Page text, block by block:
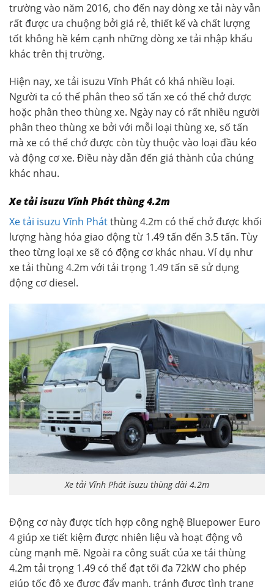
trường vào năm 2016, cho đến nay dòng xe tải này vẫn
rất được ưa chuộng bởi giá rẻ, thiết kế và chất lượng
tốt không hề kém cạnh những dòng xe tải nhập khẩu
khác trên thị trường.
Hiện nay, xe tải isuzu Vĩnh Phát có khá nhiều loại.
Người ta có thể phân theo số tấn xe có thể chở được
hoặc phân theo thùng xe. Ngày nay có rất nhiều người
phân theo thùng xe bởi với mỗi loại thùng xe, số tấn
mà xe có thể chở được còn tùy thuộc vào loại đầu kéo
và động cơ xe. Điều này dẫn đến giá thành của chúng
khác nhau.
Xe tải isuzu Vĩnh Phát thùng 4.2m
Xe tải isuzu Vĩnh Phátthùng 4.2m có thể chở được khối
lượng hàng hóa giao động từ 1.49 tấn đến 3.5 tấn. Tùy
theo từng loại xe sẽ có động cơ khác nhau. Ví dụ như
xe tải thùng 4.2m với tải trọng 1.49 tấn sẽ sử dụng
động cơ diesel.
Xe tải Vĩnh Phát isuzu thùng dài 4.2m
Động cơ này được tích hợp công nghệ Bluepower Euro
4 giúp xe tiết kiệm được nhiên liệu và hoạt động vô
cùng mạnh mẽ. Ngoài ra công suất của xe tải thùng
4.2m tải trọng 1.49 có thể đạt tối đa 72kW cho phép
giúp tốc độ xe được đẩy mạnh, tránh được tình trạng